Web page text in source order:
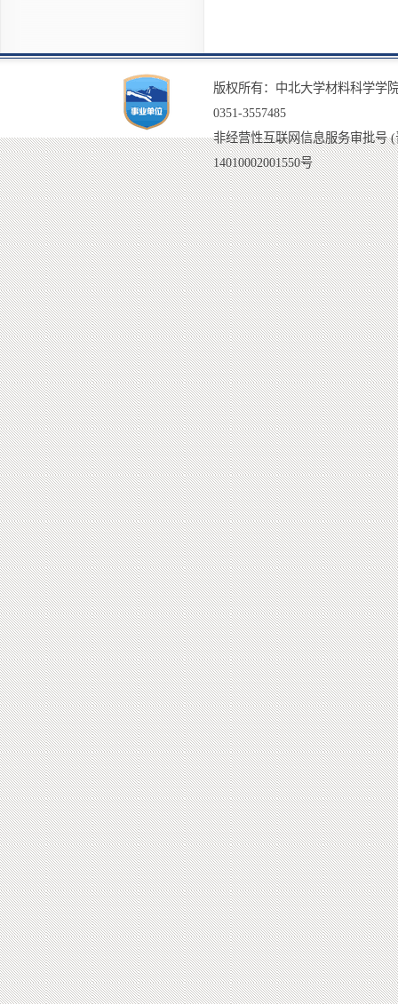
版权所有：中北大学材料科学学
0351-3557485
非经营性互联网信息服务审批号
14010002001550号